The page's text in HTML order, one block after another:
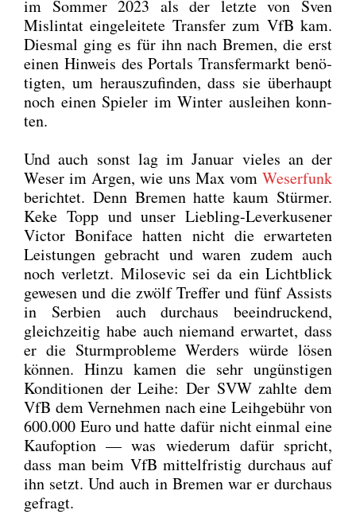
im Som­mer 2023 als der letz­te von Sven
Mislin­tat ein­ge­lei­te­te Trans­fer zum VfB kam.
Dies­mal ging es für ihn nach Bre­men, die erst
einen Hin­weis des Por­tals Trans­fer­markt benö­
tig­ten, um her­aus­zu­fin­den, dass sie über­haupt
noch einen Spie­ler im Win­ter aus­lei­hen konn­
ten.
Und auch sonst lag im Janu­ar vie­les an der
Weser im Argen, wie uns Max vom Weser­funk
berich­tet. Denn Bre­men hat­te kaum Stür­mer.
Keke Topp und unser Lieb­ling-Lever­ku­se­ner
Vic­tor Boni­face hat­ten nicht die erwar­te­ten
Leis­tun­gen gebracht und waren zudem auch
noch ver­letzt. Milo­se­vic sei da ein Licht­blick
gewe­sen und die zwölf Tref­fer und fünf Assists
in Ser­bi­en auch durch­aus beein­dru­ckend,
gleich­zei­tig habe auch nie­mand erwar­tet, dass
er die Sturm­pro­ble­me Wer­ders wür­de lösen
kön­nen. Hin­zu kamen die sehr ungüns­ti­gen
Kon­di­tio­nen der Lei­he: Der SVW zahl­te dem
VfB dem Ver­neh­men nach eine Leih­ge­bühr von
600.000 Euro und hat­te dafür nicht ein­mal eine
Kauf­op­ti­on — was wie­der­um dafür spricht,
dass man beim VfB mit­tel­fris­tig durch­aus auf
ihn setzt. Und auch in Bre­men war er durch­aus
gefragt.